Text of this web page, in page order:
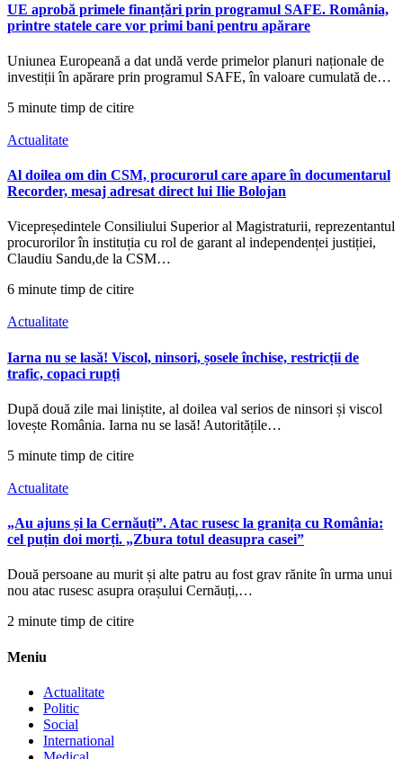
UE aprobă primele finanțări prin programul SAFE. România,
printre statele care vor primi bani pentru apărare
Uniunea Europeană a dat undă verde primelor planuri naționale de
investiții în apărare prin programul SAFE, în valoare cumulată de…
5 minute timp de citire
Actualitate
Al doilea om din CSM, procurorul care apare în documentarul
Recorder, mesaj adresat direct lui Ilie Bolojan
Vicepreședintele Consiliului Superior al Magistraturii, reprezentantul
procurorilor în instituția cu rol de garant al independenței justiției,
Claudiu Sandu,de la CSM…
6 minute timp de citire
Actualitate
Iarna nu se lasă! Viscol, ninsori, șosele închise, restricții de
trafic, copaci rupți
După două zile mai liniștite, al doilea val serios de ninsori și viscol
lovește România. Iarna nu se lasă! Autoritățile…
5 minute timp de citire
Actualitate
„Au ajuns și la Cernăuți”. Atac rusesc la granița cu România:
cel puțin doi morți. „Zbura totul deasupra casei”
Două persoane au murit și alte patru au fost grav rănite în urma unui
nou atac rusesc asupra orașului Cernăuți,…
2 minute timp de citire
Meniu
Actualitate
Politic
Social
International